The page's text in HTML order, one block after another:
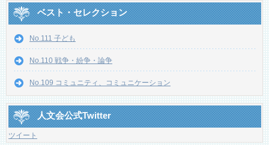
ベスト・セレクション
No.111 子ども
No.110 戦争・紛争・論争
No.109 コミュニティ、コミュニケーション
人文会公式Twitter
ツイート